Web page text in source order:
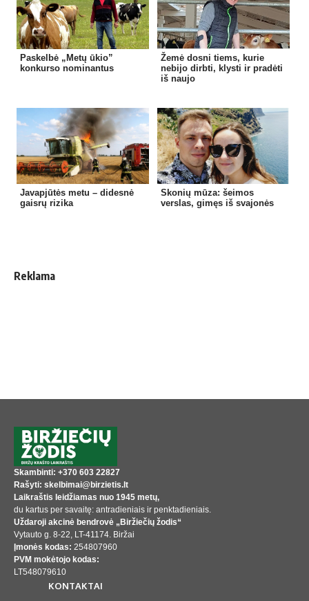
Paskelbė „Metų ūkio”
konkurso nominantus
Žemė dosni tiems, kurie
nebijo dirbti, klysti ir pradėti
iš naujo
Javapjūtės metu – didesnė
gaisrų rizika
Skonių mūza: šeimos
verslas, gimęs iš svajonės
Reklama
Skambinti: +370 603 22827
Rašyti: skelbimai@birzietis.lt
Laikraštis leidžiamas nuo 1945 metų,
du kartus per savaitę: antradieniais ir penktadieniais.
Uždaroji akcinė bendrovė „Biržiečių žodis“
Vytauto g. 8-22, LT-41174. Biržai
Įmonės kodas: 254807960
PVM mokėtojo kodas:
LT548079610
KONTAKTAI